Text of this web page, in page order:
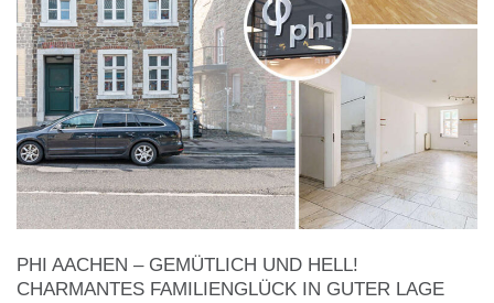
PHI AACHEN – GEMÜTLICH UND HELL!
CHARMANTES FAMILIENGLÜCK IN GUTER LAGE